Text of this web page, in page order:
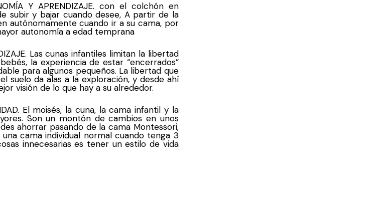
Y APRENDIZAJE. con el colchón en
subir y bajar cuando desee, A partir de la
autónomamente cuando ir a su cama, por
autonomía a edad temprana
Las cunas infantiles limitan la libertad
la experiencia de estar “encerrados”
para algunos pequeños. La libertad que
suelo da alas a la exploración, y desde ahí
visión de lo que hay a su alrededor.
El moisés, la cuna, la cama infantil y la
Son un montón de cambios en unos
ahorrar pasando de la cama Montessori,
cama individual normal cuando tenga 3
innecesarias es tener un estilo de vida